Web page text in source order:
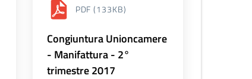
PDF (133KB)
Congiuntura Unioncamere
- Manifattura - 2°
trimestre 2017